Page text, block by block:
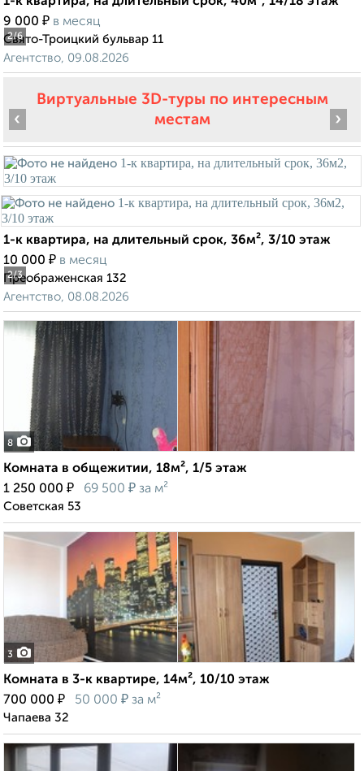
2/6
9 000 ₽ в месяц
Свято-Троицкий бульвар 11
Агентство, 09.08.2026
Виртуальные 3D-туры по интересным
местам
2/3
‹ ›
1-к квартира, на длительный срок, 36м², 3/10 этаж
10 000 ₽ в месяц
Преображенская 132
Агентство, 08.08.2026
8
Комната в общежитии, 18м², 1/5 этаж
1 250 000 ₽ 69 500 ₽ за м²
Советская 53
3
Комната в 3-к квартире, 14м², 10/10 этаж
700 000 ₽ 50 000 ₽ за м²
Чапаева 32